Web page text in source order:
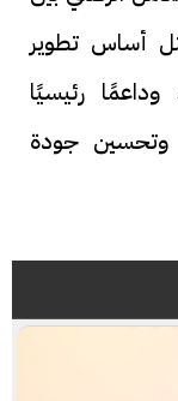
أساس تطوير
رئيسيًا
وتحسين جودة